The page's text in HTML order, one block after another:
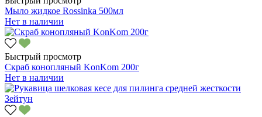
Мыло жидкое Rossinka 500мл
Нет в наличии
Быстрый просмотр
Скраб конопляный KonKom 200г
Нет в наличии